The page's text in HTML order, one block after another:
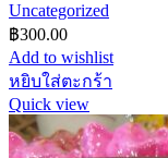
Uncategorized
฿300.00
Add to wishlist
หยิบใส่ตะกร้า
Quick view